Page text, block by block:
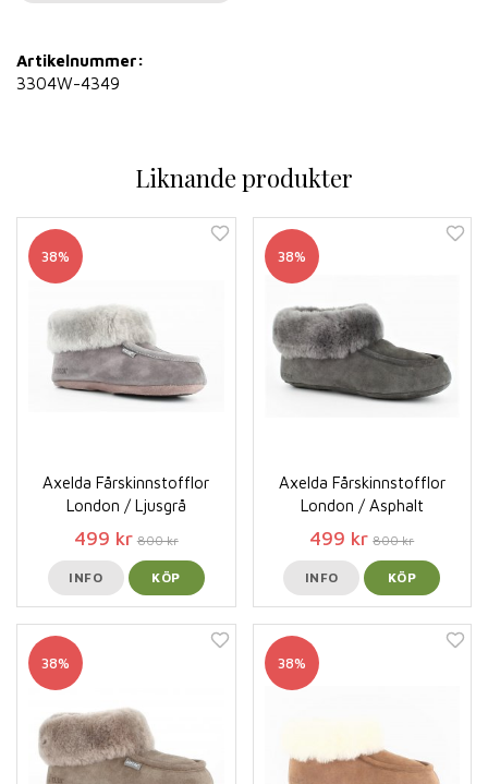
Artikelnummer:
3304W-4349
Liknande produkter
38%
Axelda Fårskinnstofflor
London / Ljusgrå
499 kr 800 kr
INFO KÖP
38%
Axelda Fårskinnstofflor
London / Asphalt
499 kr 800 kr
INFO KÖP
38% 38%